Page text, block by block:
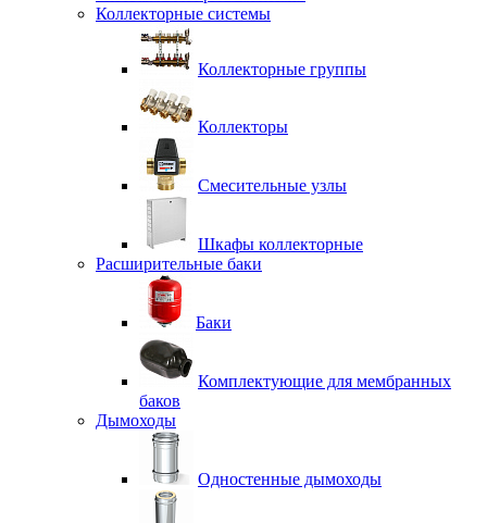
Коллекторные системы
Коллекторные группы
Коллекторы
Смесительные узлы
Шкафы коллекторные
Расширительные баки
Баки
Комплектующие для мембранных
баков
Дымоходы
Одностенные дымоходы